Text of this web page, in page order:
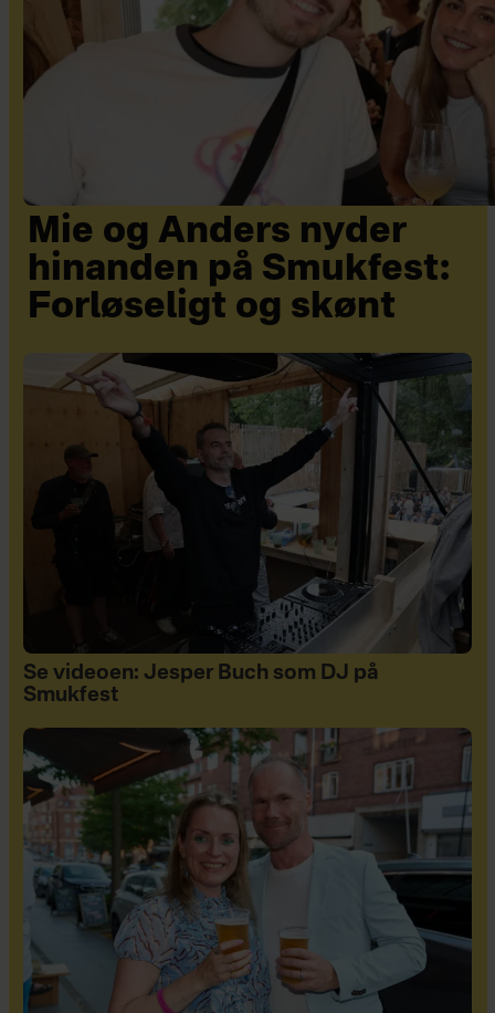
Mie og Anders nyder
hinanden på Smukfest:
Forløseligt og skønt
Se videoen: Jesper Buch som DJ på
Smukfest